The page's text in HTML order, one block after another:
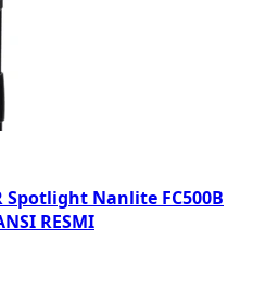
Spotlight Nanlite FC500B
RESMI